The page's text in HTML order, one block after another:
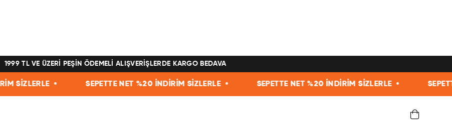
1999 TL VE ÜZERİ PEŞİN ÖDEMELİ ALIŞVERİŞLERDE KARGO BEDAVA
SEPETTE NET %20 İNDİRİM SİZLERLE • SEPETTE NET %20 İNDİRİM SİZLERLE • SEPETTE NET %20